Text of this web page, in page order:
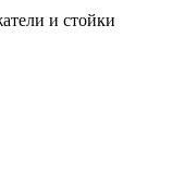
и стойки